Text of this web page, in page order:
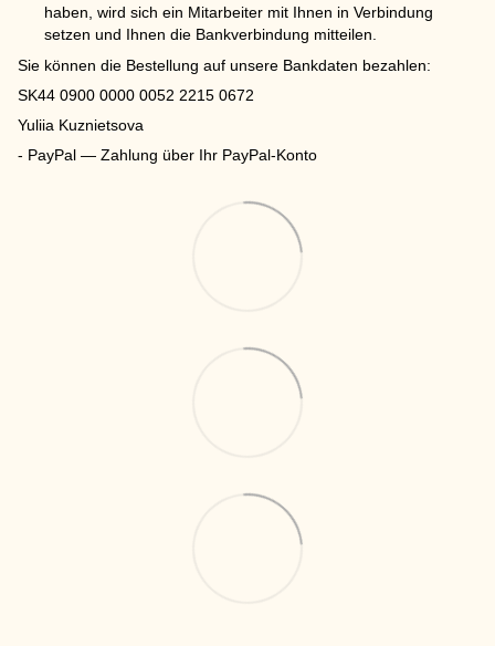
haben, wird sich ein Mitarbeiter mit Ihnen in Verbindung
setzen und Ihnen die Bankverbindung mitteilen.
Sie können die Bestellung auf unsere Bankdaten bezahlen:
SK44 0900 0000 0052 2215 0672
Yuliia Kuznietsova
- PayPal — Zahlung über Ihr PayPal-Konto